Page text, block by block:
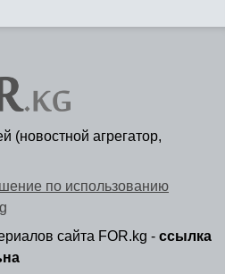
(новостной агрегатор,
по использованию
сайта FOR.kg - ссылка